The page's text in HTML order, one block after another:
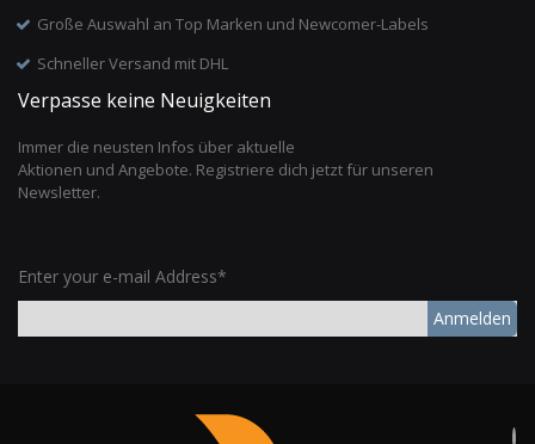
Große Auswahl an Top Marken und Newcomer-Labels
Schneller Versand mit DHL
Verpasse keine Neuigkeiten
Immer die neusten Infos über aktuelle
Aktionen und Angebote. Registriere dich jetzt für unseren
Newsletter.
Enter your e-mail Address*
Anmelden